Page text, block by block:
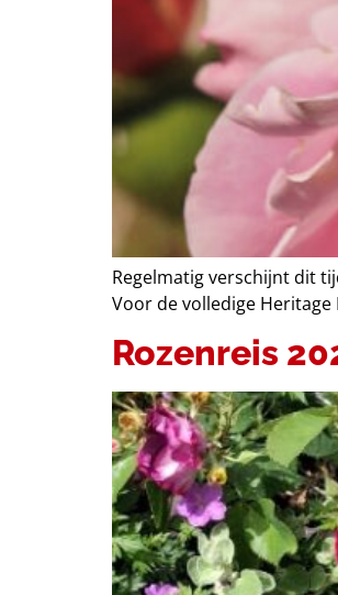
Regelmatig verschijnt dit
Voor de volledige Heritage
Rozenreis